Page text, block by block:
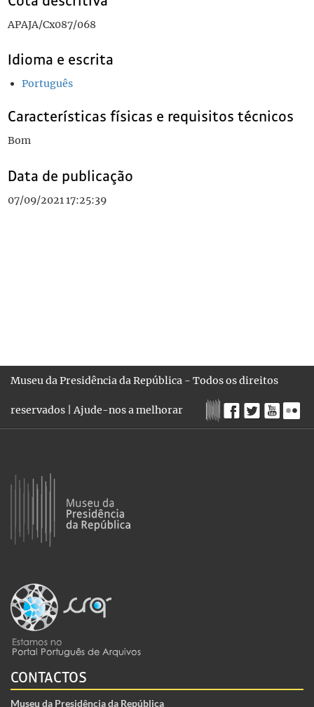
APAJA/Cx087/068
Idioma e escrita
Português
Características físicas e requisitos técnicos
Bom
Data de publicação
07/09/2021 17:25:39
Museu da Presidência da República - Todos os direitos
reservados |Ajude-nos a melhorar
CONTACTOS
Museu da Presidência da República